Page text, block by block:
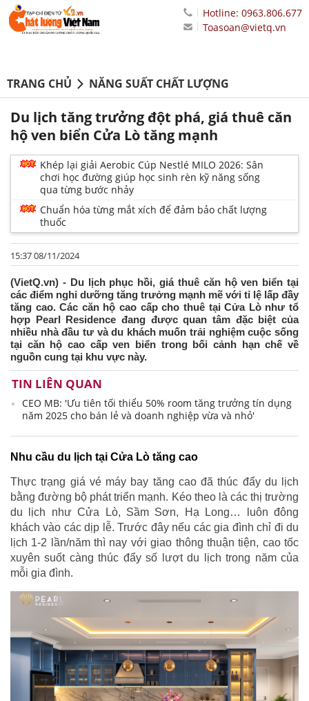
Hotline: 0963.806.677
Toasoan@vietq.vn
TRANG CHỦ NĂNG SUẤT CHẤT LƯỢNG
Du lịch tăng trưởng đột phá, giá thuê căn
hộ ven biển Cửa Lò tăng mạnh
Khép lại giải Aerobic Cúp Nestlé MILO 2026: Sân
chơi học đường giúp học sinh rèn kỹ năng sống
qua từng bước nhảy
Chuẩn hóa từng mắt xích để đảm bảo chất lượng
thuốc
15:37 08/11/2024
(VietQ.vn) - Du lịch phục hồi, giá thuê căn hộ ven biển tại
các điểm nghỉ dưỡng tăng trưởng mạnh mẽ với tỉ lệ lấp đầy
tăng cao. Các căn hộ cao cấp cho thuê tại Cửa Lò như tổ
hợp Pearl Residence đang được quan tâm đặc biệt của
nhiều nhà đầu tư và du khách muốn trải nghiệm cuộc sống
tại căn hộ cao cấp ven biển trong bối cảnh hạn chế về
nguồn cung tại khu vực này.
TIN LIÊN QUAN
CEO MB: 'Ưu tiên tối thiểu 50% room tăng trưởng tín dụng
năm 2025 cho bán lẻ và doanh nghiệp vừa và nhỏ'
Nhu cầu du lịch tại Cửa Lò tăng cao
Thực trạng giá vé máy bay tăng cao đã thúc đẩy du lịch
bằng đường bộ phát triển mạnh. Kéo theo là các thị trường
du lịch như Cửa Lò, Sầm Sơn, Hạ Long… luôn đông
khách vào các dịp lễ. Trước đây nếu các gia đình chỉ đi du
lịch 1-2 lần/năm thì nay với giao thông thuận tiện, cao tốc
xuyên suốt càng thúc đẩy số lượt du lịch trong năm của
mỗi gia đình.